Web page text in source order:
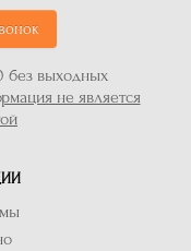
без выходных
не является